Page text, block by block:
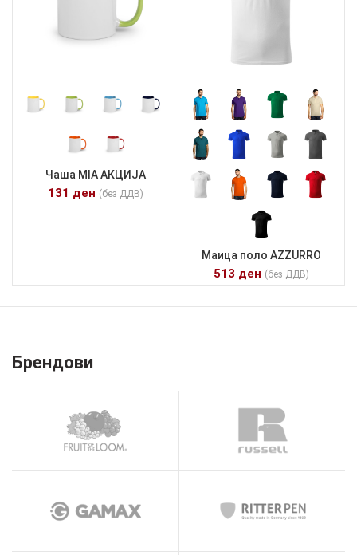
Чаша MIA АКЦИЈА
131 ден (без ДДВ)
Маица поло AZZURRO
513 ден (без ДДВ)
Брендови